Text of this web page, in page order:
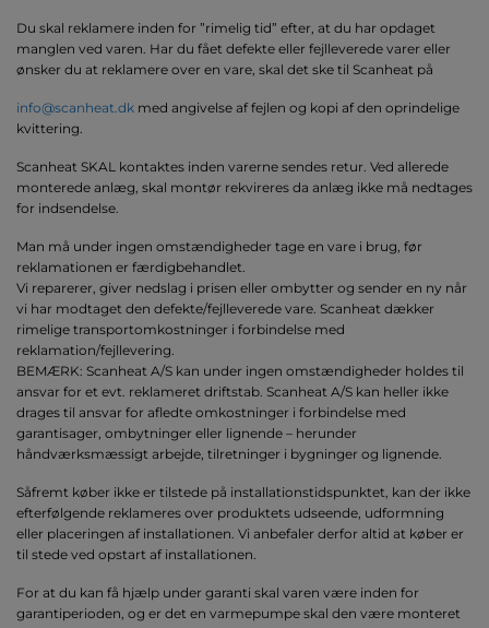
Du skal reklamere inden for ”rimelig tid” efter, at du har opdaget
manglen ved varen. Har du fået defekte eller fejlleverede varer eller
ønsker du at reklamere over en vare, skal det ske til Scanheat på
info@scanheat.dk med angivelse af fejlen og kopi af den oprindelige
kvittering.
Scanheat SKAL kontaktes inden varerne sendes retur. Ved allerede
monterede anlæg, skal montør rekvireres da anlæg ikke må nedtages
for indsendelse.
Man må under ingen omstændigheder tage en vare i brug, før
reklamationen er færdigbehandlet.
Vi reparerer, giver nedslag i prisen eller ombytter og sender en ny når
vi har modtaget den defekte/fejlleverede vare. Scanheat dækker
rimelige transportomkostninger i forbindelse med
reklamation/fejllevering.
BEMÆRK: Scanheat A/S kan under ingen omstændigheder holdes til
ansvar for et evt. reklameret driftstab. Scanheat A/S kan heller ikke
drages til ansvar for afledte omkostninger i forbindelse med
garantisager, ombytninger eller lignende – herunder
håndværksmæssigt arbejde, tilretninger i bygninger og lignende.
Såfremt køber ikke er tilstede på installationstidspunktet, kan der ikke
efterfølgende reklameres over produktets udseende, udformning
eller placeringen af installationen. Vi anbefaler derfor altid at køber er
til stede ved opstart af installationen.
For at du kan få hjælp under garanti skal varen være inden for
garantiperioden, og er det en varmepumpe skal den være monteret